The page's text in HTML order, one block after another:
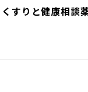
すりと健康相談